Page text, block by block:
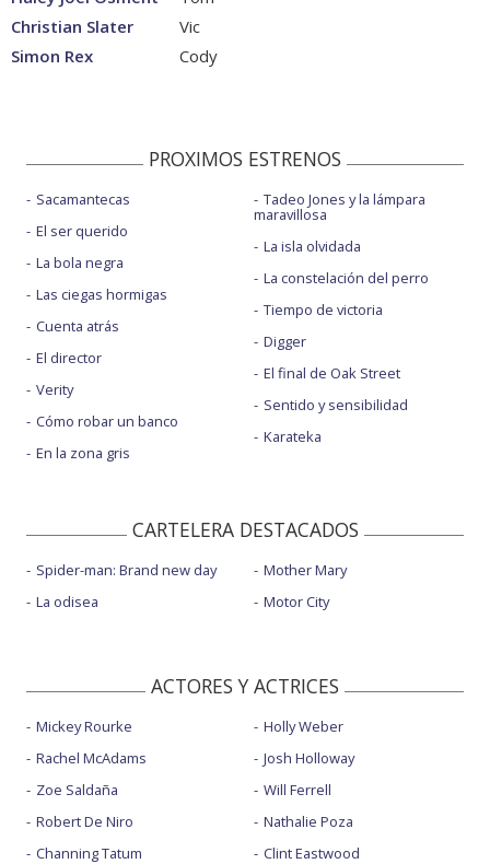
Christian Slater
Vic
Simon Rex
Cody
PROXIMOS ESTRENOS
Sacamantecas
El ser querido
La bola negra
Las ciegas hormigas
Cuenta atrás
El director
Verity
Cómo robar un banco
En la zona gris
Tadeo Jones y la lámpara
maravillosa
La isla olvidada
La constelación del perro
Tiempo de victoria
Digger
El final de Oak Street
Sentido y sensibilidad
Karateka
CARTELERA DESTACADOS
Spider-man: Brand new day
La odisea
Mother Mary
Motor City
ACTORES Y ACTRICES
Mickey Rourke
Rachel McAdams
Zoe Saldaña
Robert De Niro
Channing Tatum
Holly Weber
Josh Holloway
Will Ferrell
Nathalie Poza
Clint Eastwood